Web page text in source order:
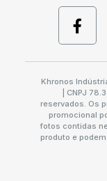
Khronos
| CNPJ
reservados. Os
promocional
fotos contidas
produto e